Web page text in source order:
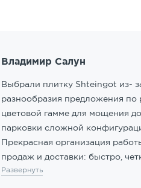
Владимир Салун
Выбрали плитку Shteingot из-
разнообразия предложения по
цветовой гамме для мощения
парковки сложной
Прекрасная организация
продаж и доставки: быстро,
клиентоориентированные
Развернуть